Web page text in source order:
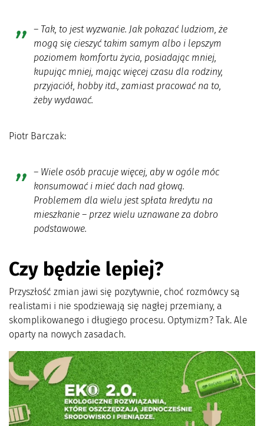
– Tak, to jest wyzwanie. Jak pokazać ludziom, że
mogą się cieszyć takim samym albo i lepszym
poziomem komfortu życia, posiadając mniej,
kupując mniej, mając więcej czasu dla rodziny,
przyjaciół, hobby itd., zamiast pracować na to,
żeby wydawać.
Piotr Barczak:
– Wiele osób pracuje więcej, aby w ogóle móc
konsumować i mieć dach nad głową.
Problemem dla wielu jest spłata kredytu na
mieszkanie – przez wielu uznawane za dobro
podstawowe.
Czy będzie lepiej?
Przyszłość zmian jawi się pozytywnie, choć rozmówcy są
realistami i nie spodziewają się nagłej przemiany, a
skomplikowanego i długiego procesu. Optymizm? Tak. Ale
oparty na nowych zasadach.